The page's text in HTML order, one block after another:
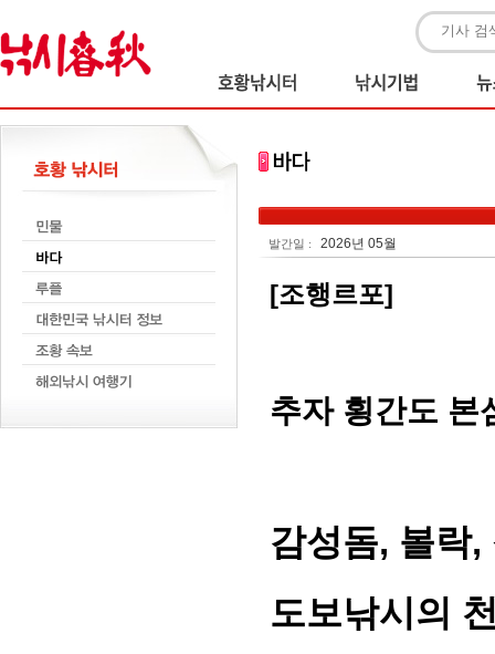
발간일 : 2026년 05월